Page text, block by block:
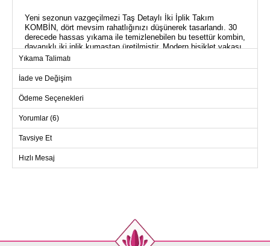
Yeni sezonun vazgeçilmezi Taş Detaylı İki İplik Takım
KOMBİN, dört mevsim rahatlığınızı düşünerek tasarlandı. 30
derecede hassas yıkama ile temizlenebilen bu tesettür kombin,
dayanıklı iki iplik kumaştan üretilmiştir. Modern bisiklet yakası,
yan yırtmaçlı tuniği ve elastik bel pantolonu ile konforu şıklıkla
birleştiren bu ürün, M boy olarak sunulmaktadır ve taş detayları
yapıştırmalıdır. Hem günlük kullanım hem de özel günleriniz
için idealdir.
TUNİK BEDEN ÖLÇÜLERİ
L
112
77
PANTOLON BEDEN
ÖLÇÜLERİ (CM)
Yıkama Talimatı
İade ve Değişim
Ödeme Seçenekleri
Yorumlar (6)
Tavsiye Et
Hızlı Mesaj